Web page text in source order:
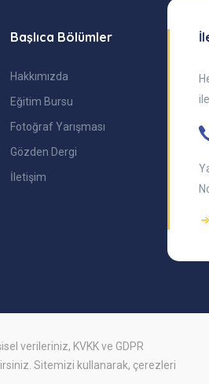
verileriniz, KVKK ve GDPR
Sitemizi kullanarak, çerezleri
Başlıca Bölümler
Hakkımızda
Eğitim Bursu
Fotoğraf Yarışması
Gözden Dergi
İletişim